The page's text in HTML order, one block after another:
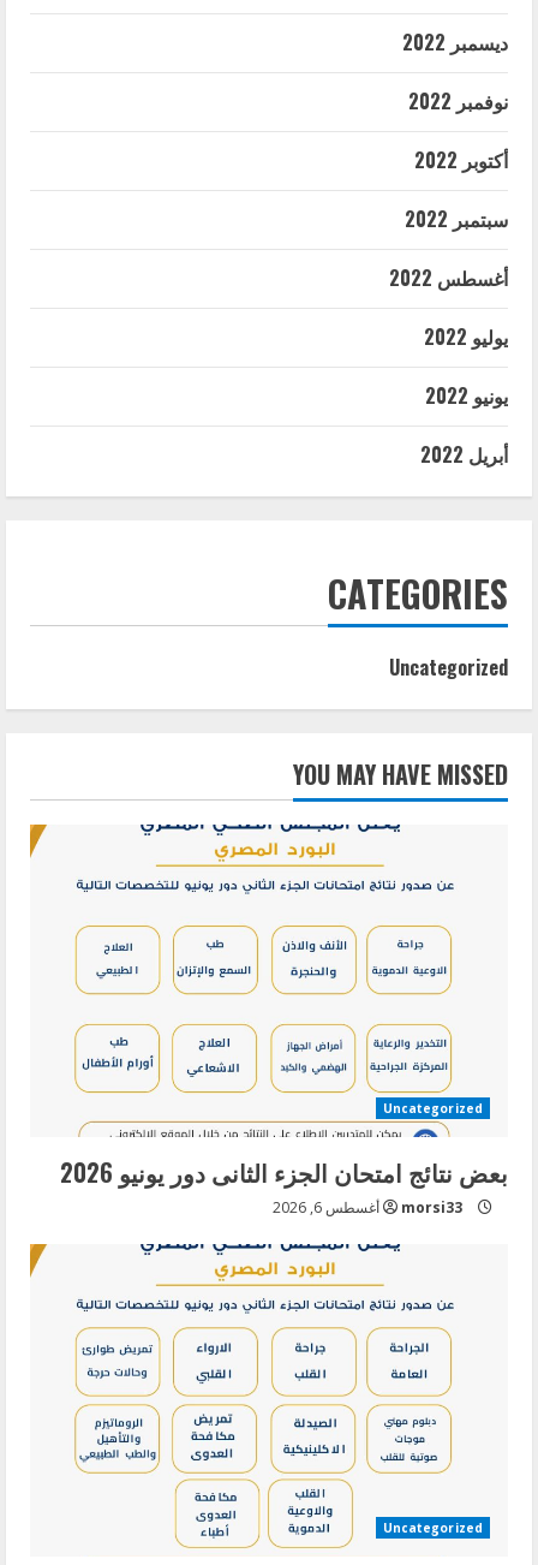
ديسمبر 2022
نوفمبر 2022
أكتوبر 2022
سبتمبر 2022
أغسطس 2022
يوليو 2022
يونيو 2022
أبريل 2022
CATEGORIES
Uncategorized
YOU MAY HAVE MISSED
Uncategorized
بعض نتائج امتحان الجزء الثانى دور يونيو 2026
morsi33 أغسطس 6, 2026
Uncategorized